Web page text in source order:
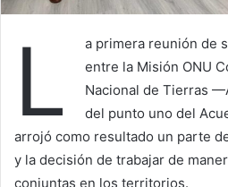
L
a primera reunión de
entre la Misión ONU
Nacional de Tierras
del punto uno del
arrojó como resultado un parte
y la decisión de trabajar de
conjuntas en los territorios.